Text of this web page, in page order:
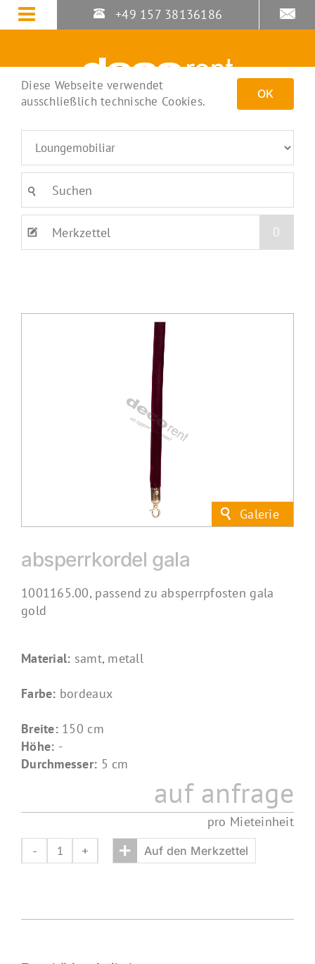
Zum
Inhalt
+49 157 38136186
Merkzettel 0
absperrkordel gala
1001165.00, passend zu absperrpfosten gala
gold
Material: samt, metall
Farbe: bordeaux
Breite: 150 cm
Höhe: -
Durchmesser: 5 cm
auf anfrage
pro Mieteinheit
absperrkordel
+ Auf den Merkzettel
Diese Webseite verwendet
ausschließlich technische Cookies.
OK